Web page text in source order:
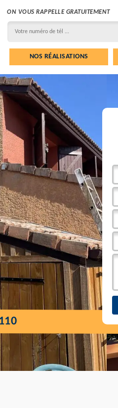
ON VOUS RAPPELLE GRATUITEMENT
NOS RÉALISATIONS